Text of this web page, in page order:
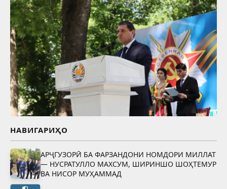
НАВИГАРИҲО
АРҶГУЗОРӢ БА ФАРЗАНДОНИ НОМДОРИ МИЛЛАТ
— НУСРАТУЛЛО МАХСУМ, ШИРИНШО ШОҲТЕМУР
ВА НИСОР МУҲАММАД